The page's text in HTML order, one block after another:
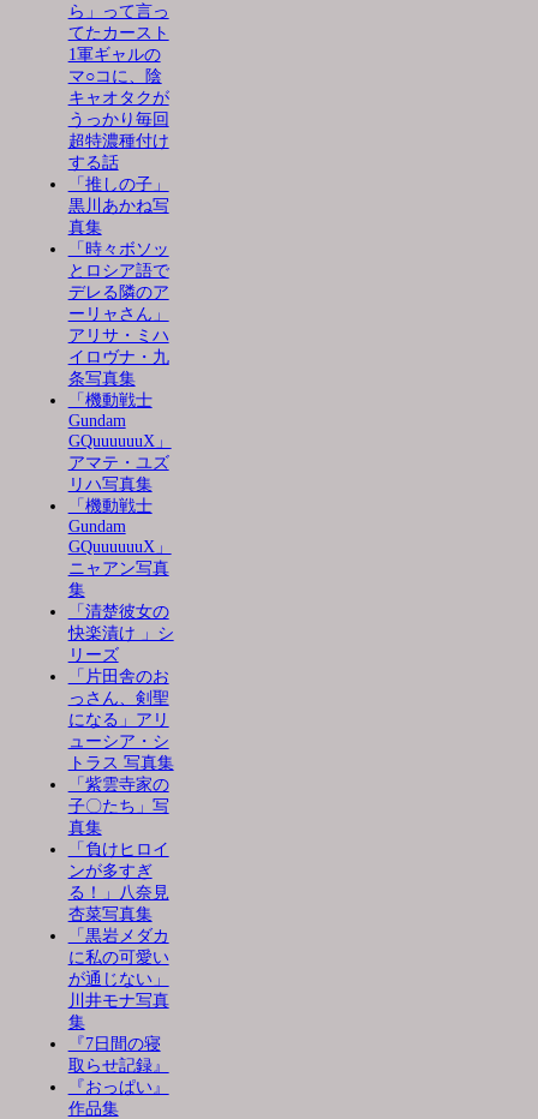
ら」って言っ
てたカースト
1軍ギャルの
マ○コに、陰
キャオタクが
うっかり毎回
超特濃種付け
する話
「推しの子」
黒川あかね写
真集
「時々ボソッ
とロシア語で
デレる隣のア
ーリャさん」
アリサ・ミハ
イロヴナ・九
条写真集
「機動戦士
Gundam
GQuuuuuuX」
アマテ・ユズ
リハ写真集
「機動戦士
Gundam
GQuuuuuuX」
ニャアン写真
集
「清楚彼女の
快楽漬け 」シ
リーズ
「片田舎のお
っさん、剣聖
になる」アリ
ューシア・シ
トラス 写真集
「紫雲寺家の
子〇たち」写
真集
「負けヒロイ
ンが多すぎ
る！」八奈見
杏菜写真集
「黒岩メダカ
に私の可愛い
が通じない」
川井モナ写真
集
『7日間の寝
取らせ記録』
『おっぱい』
作品集